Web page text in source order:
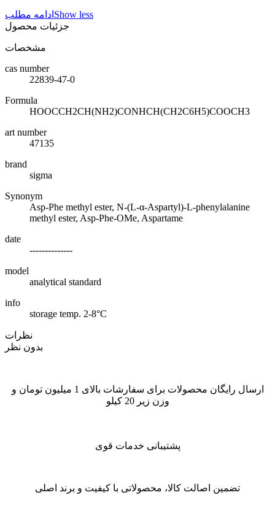
ادامه مطلب Show less
جزئیات محصول
مشخصات
cas number
22839-47-0
Formula
HOOCCH2CH(NH2)CONHCH(CH2C6H5)COOCH3
art number
47135
brand
sigma
Synonym
Asp-Phe methyl ester, N-(L-α-Aspartyl)-L-phenylalanine
methyl ester, Asp-Phe-OMe, Aspartame
date
--------------
model
analytical standard
info
storage temp. 2-8°C
نظرات
بدون نظر
ارسال رایگان محصولات برای سفارشات بالای 1 میلیون تومان و
وزن زیر 20 کیلو
پشتیبانی خدمات قوی
تضمین اصالت کالا، محصولاتی با کیفیت و برند اصلی